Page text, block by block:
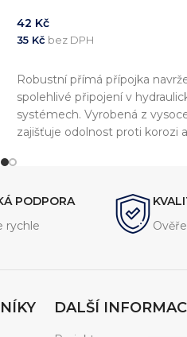
42 Kč
35 Kč bez DPH
Robustní přímá přípojka
spolehlivé připojení v
systémech. Vyrobená z
zajišťuje odolnost proti korozi
aplikacích, kde je vyžadována
spolehlivost.
PODPORA
rychle
DALŠÍ